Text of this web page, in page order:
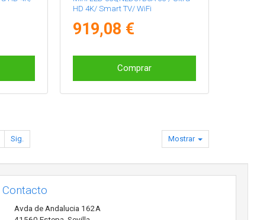
HD 4K/ Smart TV/ WiFi
919,08 €
Comprar
Sig. Mostrar
Contacto
Avda de Andalucia 162A